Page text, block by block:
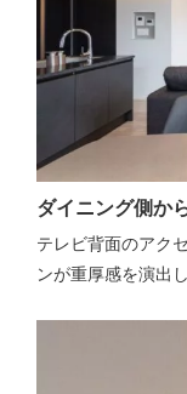
ダイニング側か
テレビ背面のアク
ンが重厚感を演出